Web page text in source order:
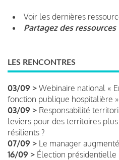
Voir les dernières
Partagez des ressources
LES RENCONTRES
03/09 > Webinaire national «
fonction publique hospitalière »
03/09 > Responsabilité
leviers pour des territoires
résilients ?
07/09 > Le manager
16/09 > Élection présidentielle